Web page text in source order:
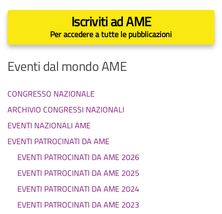
Iscriviti ad AME
Per accedere a tutte le pubblicazioni
Eventi dal mondo AME
CONGRESSO NAZIONALE
ARCHIVIO CONGRESSI NAZIONALI
EVENTI NAZIONALI AME
EVENTI PATROCINATI DA AME
EVENTI PATROCINATI DA AME 2026
EVENTI PATROCINATI DA AME 2025
EVENTI PATROCINATI DA AME 2024
EVENTI PATROCINATI DA AME 2023